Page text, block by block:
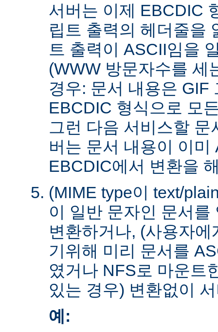
서버는 이제 EBCDIC
립트 출력의 헤더줄을
트 출력이 ASCII임을
(WWW 방문자수를 세
경우: 문서 내용은 GIF
EBCDIC 형식으로 모
그런 다음 서비스할 문
버는 문서 내용이 이미
EBCDIC에서 변환을
(MIME type이 text/
이 일반 문자인 문서
변환하거나, (사용자
기위해 미리 문서를
였거나 NFS로 마운트
있는 경우) 변환없이
예: